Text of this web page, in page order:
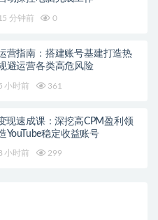
分钟前 0
营指南：搭建账号基建打造热
避运营各类高危风险
小时前 361
现速成课：深挖高CPM盈利领
YouTube稳定收益账号
小时前 299